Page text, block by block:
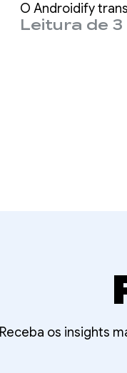
O Androidify
Leitura de
Receba os insights